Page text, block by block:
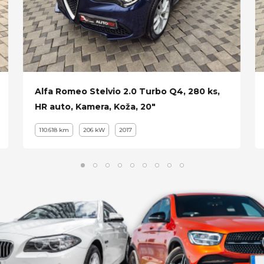
Alfa Romeo Stelvio 2.0 Turbo Q4, 280 ks,
HR auto, Kamera, Koža, 20"
110.618 km 206 kW 2017